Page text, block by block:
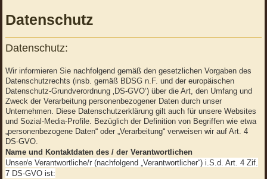
Datenschutz
Datenschutz:
Wir informieren Sie nachfolgend gemäß den gesetzlichen Vorgaben des
Datenschutzrechts (insb. gemäß BDSG n.F. und der europäischen
Datenschutz-Grundverordnung ‚DS-GVO‘) über die Art, den Umfang und
Zweck der Verarbeitung personenbezogener Daten durch unser
Unternehmen. Diese Datenschutzerklärung gilt auch für unsere Websites
und Sozial-Media-Profile. Bezüglich der Definition von Begriffen wie etwa
„personenbezogene Daten“ oder „Verarbeitung“ verweisen wir auf Art. 4
DS-GVO.
Name und Kontaktdaten des / der Verantwortlichen
Unser/e Verantwortliche/r (nachfolgend „Verantwortlicher“) i.S.d. Art. 4 Zif.
7 DS-GVO ist: